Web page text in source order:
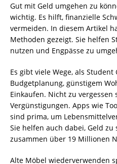
Gut mit Geld umgehen zu
wichtig. Es hilft, finanzielle
vermeiden. In diesem Artikel
Methoden gezeigt. Sie helfen
nutzen und Engpässe zu
Es gibt viele Wege, als Student
Budgetplanung, günstigem
Einkaufen. Nicht zu vergessen
Vergünstigungen. Apps wie
sind prima, um
Sie helfen auch dabei, Geld zu
zusammen über 19 Millionen
Alte Möbel wiederverwenden